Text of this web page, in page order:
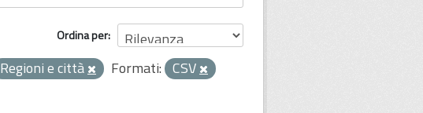
Ordina per
Regioni e città Formati: CSV